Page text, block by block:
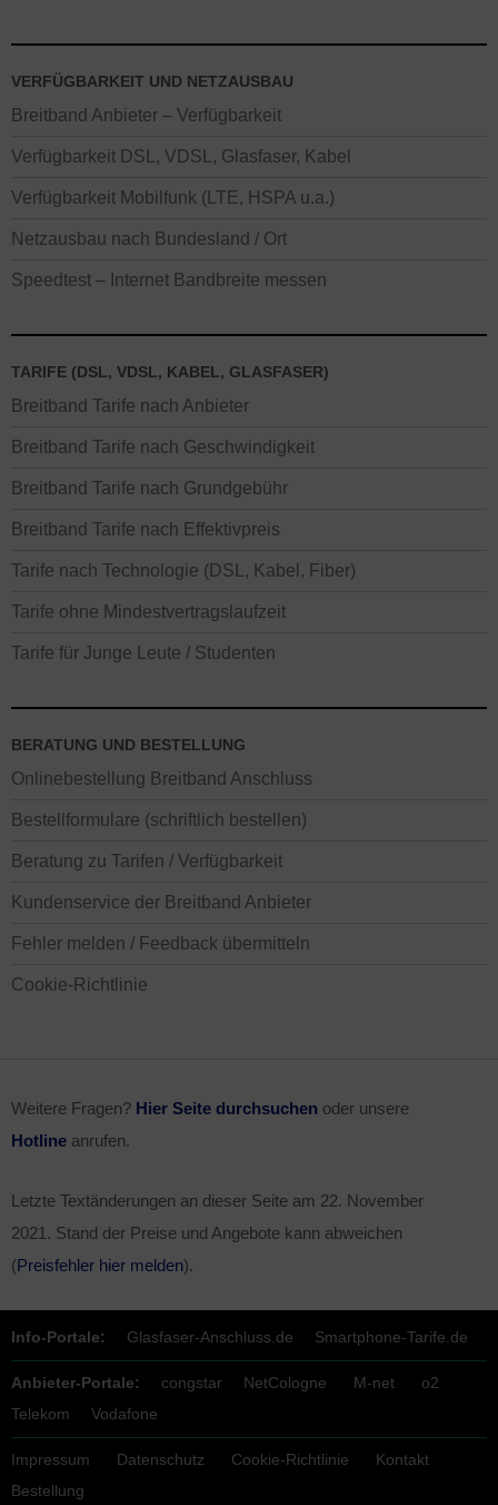
VERFÜGBARKEIT UND NETZAUSBAU
Breitband Anbieter – Verfügbarkeit
Verfügbarkeit DSL, VDSL, Glasfaser, Kabel
Verfügbarkeit Mobilfunk (LTE, HSPA u.a.)
Netzausbau nach Bundesland / Ort
Speedtest – Internet Bandbreite messen
TARIFE (DSL, VDSL, KABEL, GLASFASER)
Breitband Tarife nach Anbieter
Breitband Tarife nach Geschwindigkeit
Breitband Tarife nach Grundgebühr
Breitband Tarife nach Effektivpreis
Tarife nach Technologie (DSL, Kabel, Fiber)
Tarife ohne Mindestvertragslaufzeit
Tarife für Junge Leute / Studenten
BERATUNG UND BESTELLUNG
Onlinebestellung Breitband Anschluss
Bestellformulare (schriftlich bestellen)
Beratung zu Tarifen / Verfügbarkeit
Kundenservice der Breitband Anbieter
Fehler melden / Feedback übermitteln
Cookie-Richtlinie
Weitere Fragen? Hier Seite durchsuchen oder unsere
Hotline anrufen.
Letzte Textänderungen an dieser Seite am 22. November
2021 . Stand der Preise und Angebote kann abweichen
(Preisfehler hier melden).
Info-Portale: Glasfaser-Anschluss.de Smartphone-Tarife.de
Anbieter-Portale: congstar NetCologne M-net
o2
Telekom
Vodafone
Impressum Datenschutz Cookie-Richtlinie
Kontakt
Bestellung